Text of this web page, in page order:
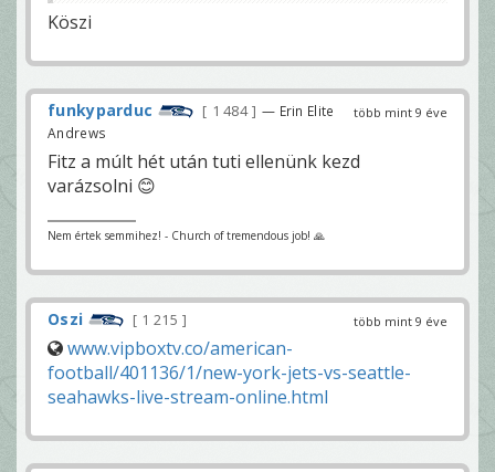
Köszi
több mint 9 éve
funkyparduc 1 484
— Erin Elite
Andrews
Fitz a múlt hét után tuti ellenünk kezd
varázsolni 😊
Nem értek semmihez! - Church of tremendous job! 🙏
több mint 9 éve
Oszi 1 215
www.vipboxtv.co/american-
football/401136/1/new-york-jets-vs-seattle-
seahawks-live-stream-online.html